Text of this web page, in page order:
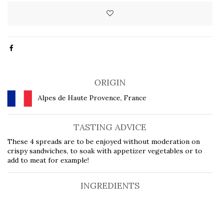
ORIGIN
Alpes de Haute Provence, France
TASTING ADVICE
These 4 spreads are to be enjoyed without moderation on
crispy sandwiches, to soak with appetizer vegetables or to
add to meat for example!
INGREDIENTS